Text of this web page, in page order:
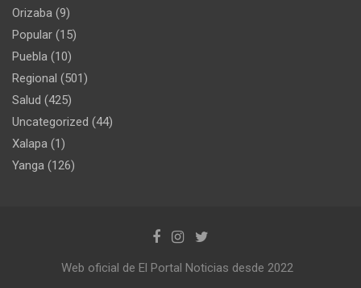
Orizaba (9)
Popular (15)
Puebla (10)
Regional (501)
Salud (425)
Uncategorized (44)
Xalapa (1)
Yanga (126)
Web oficial de El Portal Noticias desde 2022